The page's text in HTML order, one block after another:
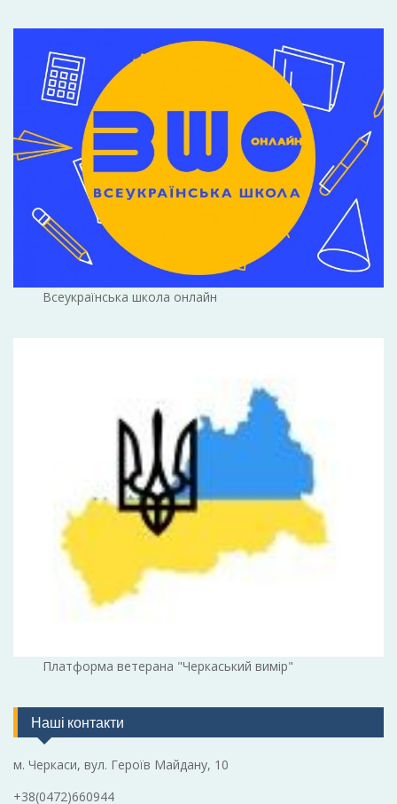
Всеукраїнська школа онлайн
Платформа ветерана "Черкаський вимір"
Наші контакти
м. Черкаси, вул. Героїв Майдану, 10
+38(0472)660944